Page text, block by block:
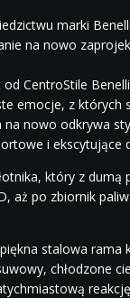
marki
na nowo
CentroStile
emocje, z których
nowo odkrywa
i ekscytujące
który z
aż po zbiornik
stalowa
chłodzone